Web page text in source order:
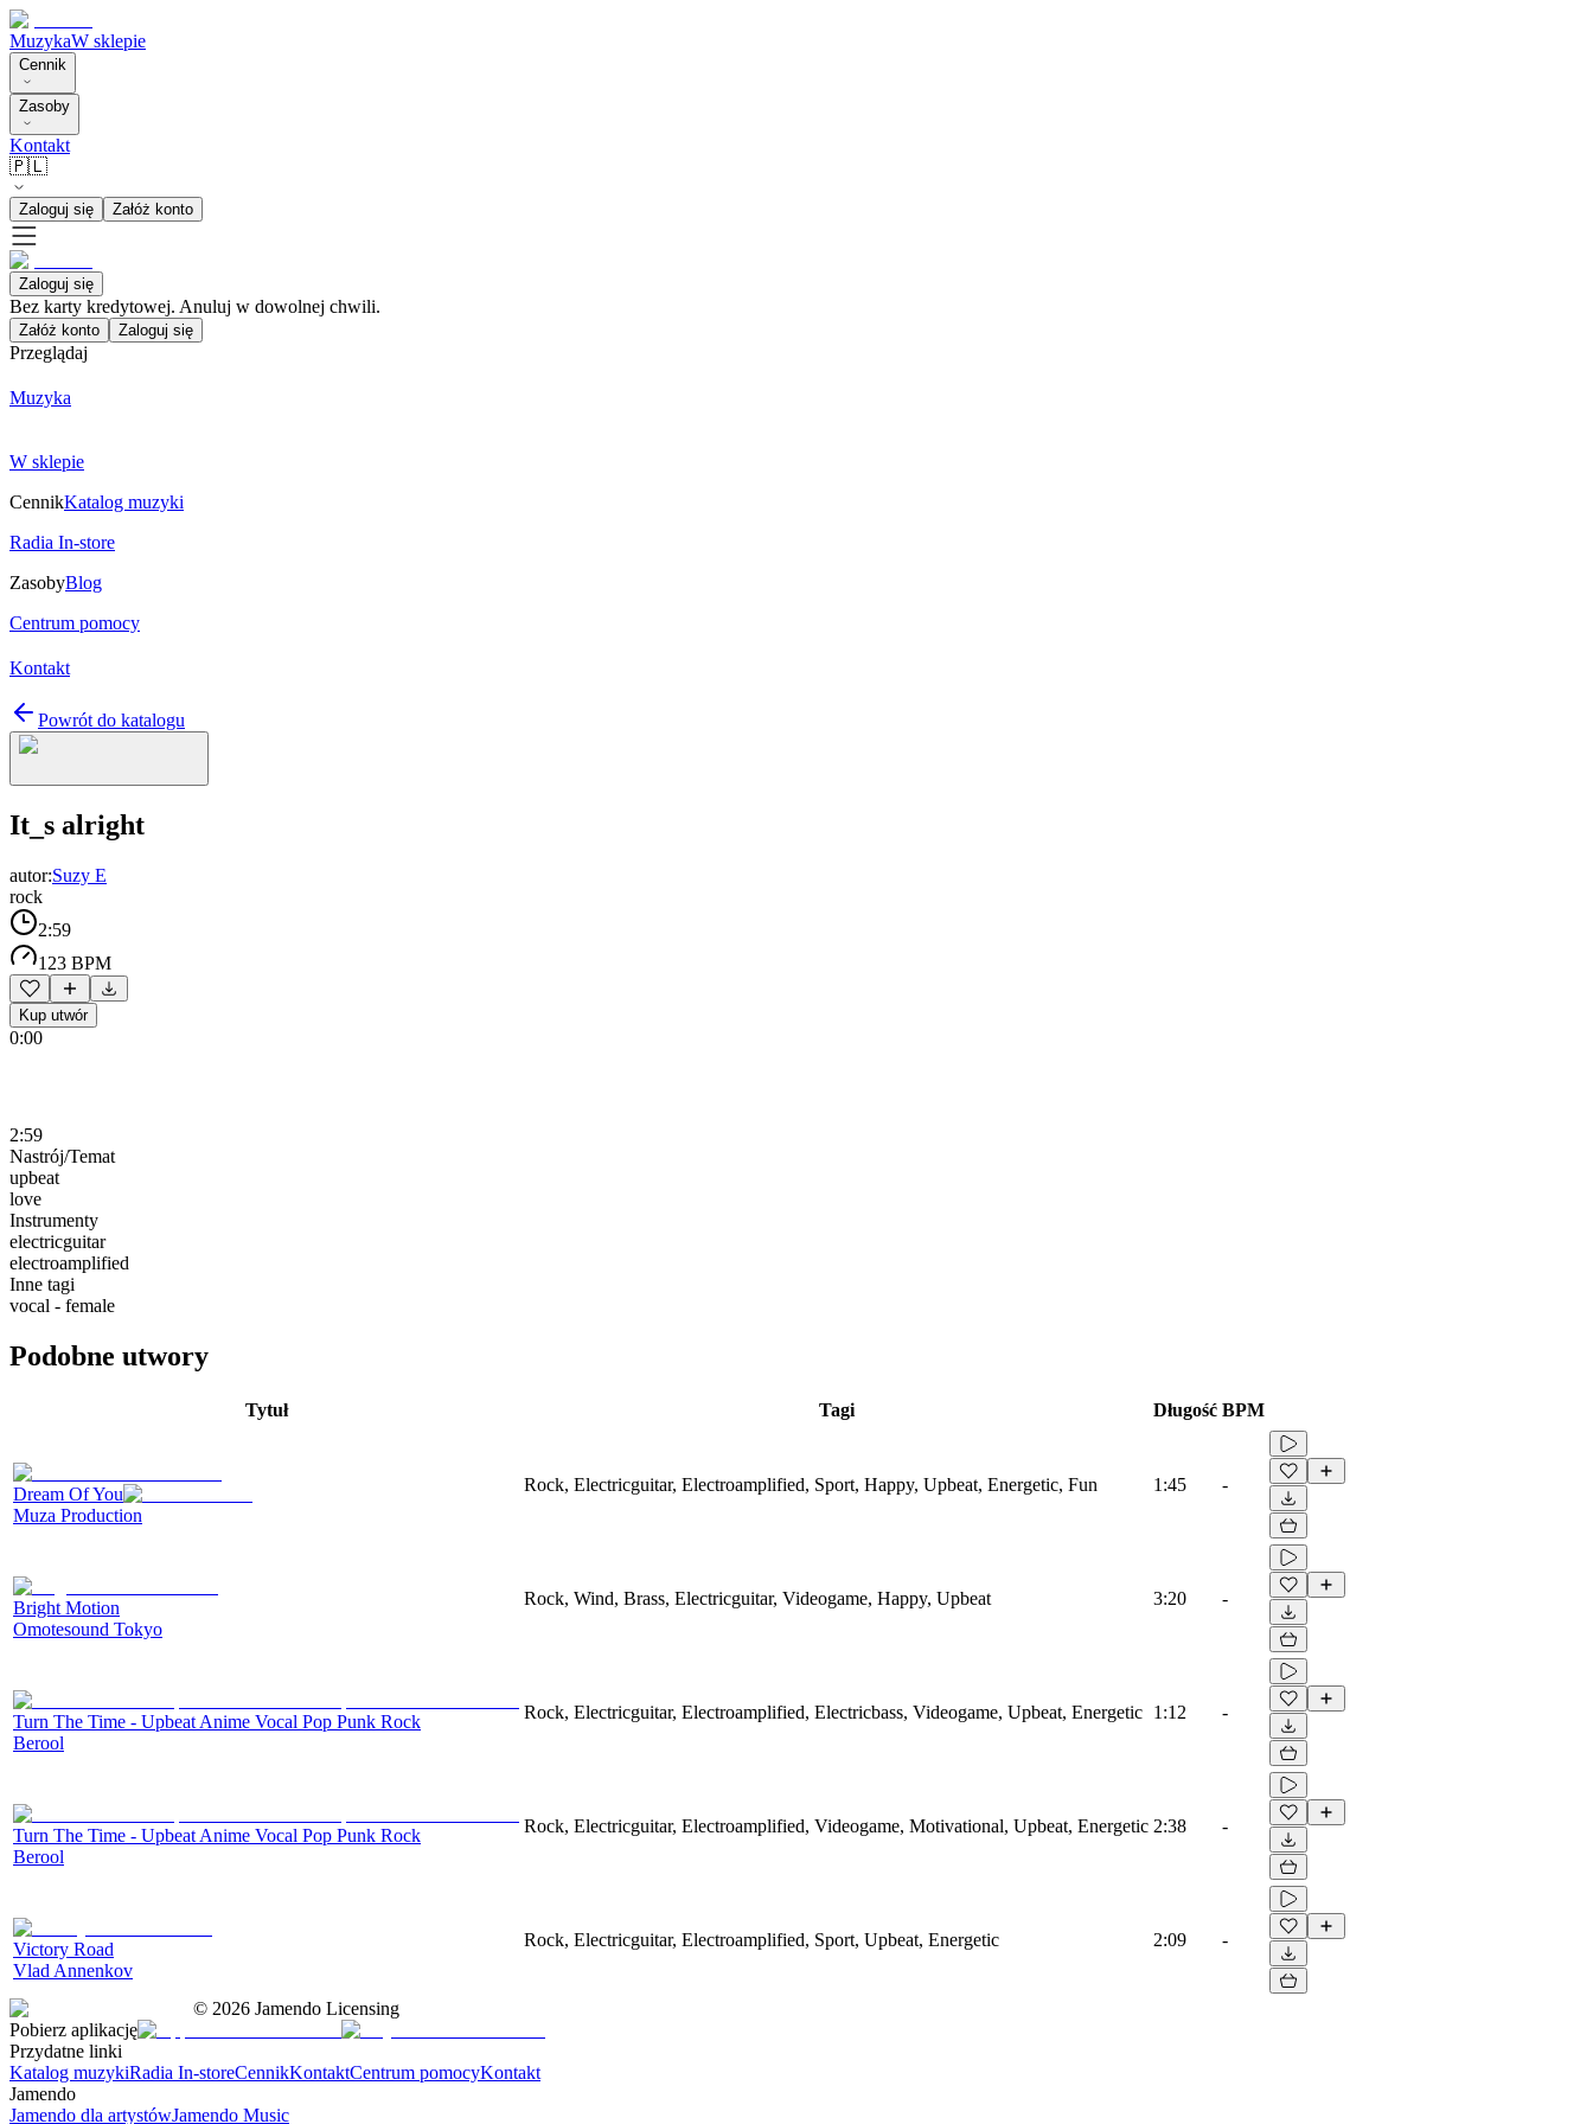
MuzykaW sklepie
Cennik
Zasoby
Kontakt
🇵🇱
Zaloguj się Załóż konto
Zaloguj się
Bez karty kredytowej. Anuluj w dowolnej chwili.
Załóż konto Zaloguj się
Przeglądaj
Muzyka
W sklepie
CennikKatalog muzyki
Radia In-store
ZasobyBlog
Centrum pomocy
Kontakt
Powrót do katalogu
It_s alright
autor:Suzy E
rock
2:59
123 BPM
Kup utwór
0:00
2:59
Nastrój/Temat
upbeat
love
Instrumenty
electricguitar
electroamplified
Inne tagi
vocal - female
Podobne utwory
Tytuł Tagi Długość BPM
Dream Of You
Muza Production
Rock, Electricguitar, Electroamplified, Sport, Happy, Upbeat, Energetic, Fun 1:45 -
Bright Motion
Omotesound Tokyo
Rock, Wind, Brass, Electricguitar, Videogame, Happy, Upbeat 3:20 -
Turn The Time - Upbeat Anime Vocal Pop Punk Rock
Berool
Rock, Electricguitar, Electroamplified, Electricbass, Videogame, Upbeat, Energetic 1:12 -
Turn The Time - Upbeat Anime Vocal Pop Punk Rock
Berool
Rock, Electricguitar, Electroamplified, Videogame, Motivational, Upbeat, Energetic 2:38 -
Victory Road
Vlad Annenkov
Rock, Electricguitar, Electroamplified, Sport, Upbeat, Energetic 2:09 -
© 2026 Jamendo Licensing
Pobierz aplikację
Przydatne linki
Katalog muzykiRadia In-storeCennikKontaktCentrum pomocyKontakt
Jamendo
Jamendo dla artystówJamendo Music